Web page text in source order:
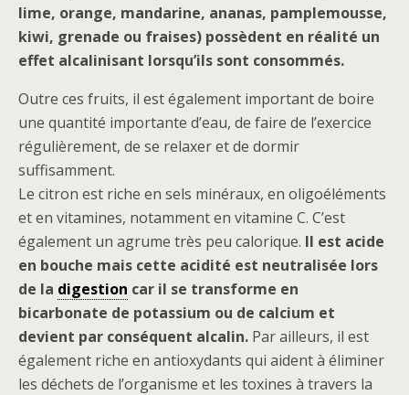
lime, orange, mandarine, ananas, pamplemousse,
kiwi, grenade ou fraises) possèdent en réalité un
effet alcalinisant lorsqu’ils sont consommés.
Outre ces fruits, il est également important de boire
une quantité importante d’eau, de faire de l’exercice
régulièrement, de se relaxer et de dormir
suffisamment.
Le citron est riche en sels minéraux, en oligoéléments
et en vitamines, notamment en vitamine C. C’est
également un agrume très peu calorique. Il est acide
en bouche mais cette acidité est neutralisée lors
de la digestion car il se transforme en
bicarbonate de potassium ou de calcium et
devient par conséquent alcalin. Par ailleurs, il est
également riche en antioxydants qui aident à éliminer
les déchets de l’organisme et les toxines à travers la